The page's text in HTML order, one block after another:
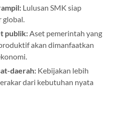
Lulusan SMK siap
global.
publik:Aset pemerintah yang
akan dimanfaatkan
daerah:Kebijakan lebih
dari kebutuhan nyata